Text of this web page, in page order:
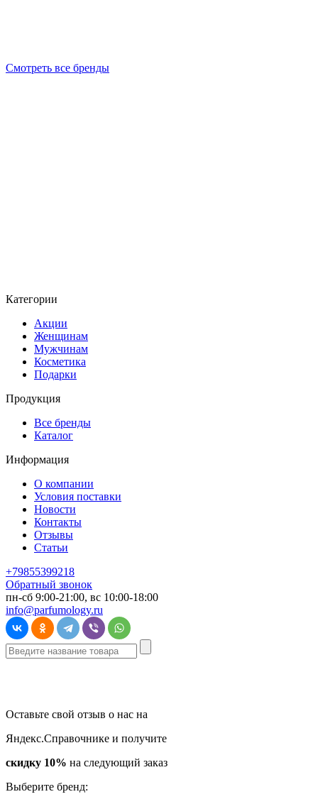
Смотреть все бренды
Категории
Акции
Женщинам
Мужчинам
Косметика
Подарки
Продукция
Все бренды
Каталог
Информация
О компании
Условия поставки
Новости
Контакты
Отзывы
Статьи
+79855399218
Обратный звонок
пн-сб 9:00-21:00, вс 10:00-18:00
info@parfumology.ru
Оставьте свой отзыв о нас на
Яндекс.Справочнике и получите
скидку 10% на следующий заказ
Выберите бренд: